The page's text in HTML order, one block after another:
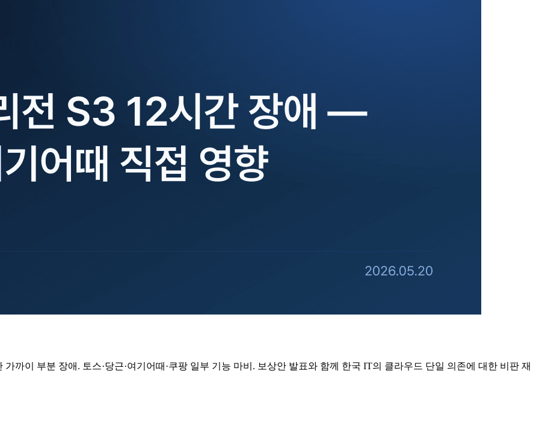
가까이 부분 장애. 토스·당근·여기어때·쿠팡 일부 기능 마비. 보상안 발표와 함께 한국 IT의 클라우드 단일 의존에 대한 비판 재